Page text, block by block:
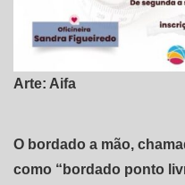
Arte: Aifa
O bordado a mão,
como “bordado ponto